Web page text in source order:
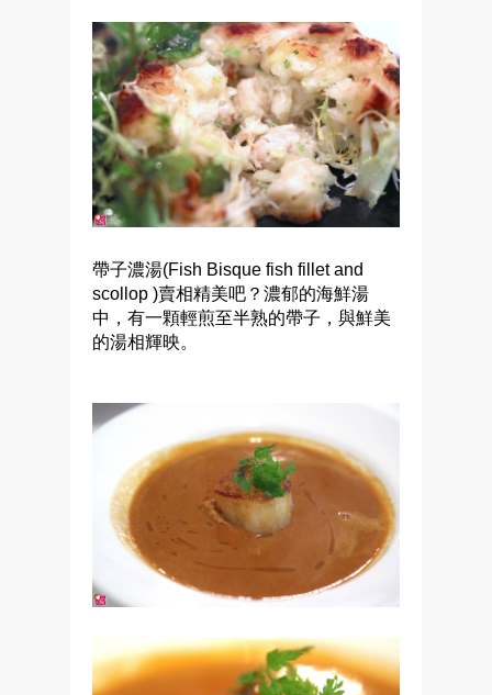
帶子濃湯(Fish Bisque fish fillet and
scollop )賣相精美吧？濃郁的海鮮湯
中，有一顆輕煎至半熟的帶子，與鮮美
的湯相輝映。